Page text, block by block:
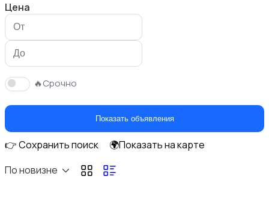
Куклы и игрушки
Оформление интерьера
Цена
🔥Срочно
Показать объявления
👉 Сохранить поиск
🌍Показать на карте
По новизне